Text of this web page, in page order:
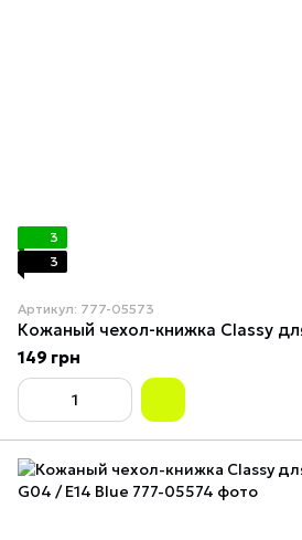
3
3
Артикул: 777-05573
149 грн